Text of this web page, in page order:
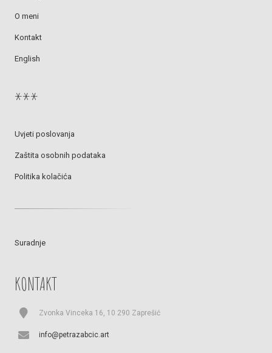
O meni
Kontakt
English
***
Uvjeti poslovanja
Zaštita osobnih podataka
Politika kolačića
Suradnje
KONTAKT
Zvonka Vinceka 16, 10 290 Zaprešić
info@petrazabcic.art